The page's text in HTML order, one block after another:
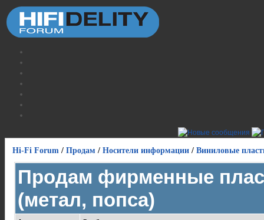
Hi-Fi Forum / Продам / Носители информации / Виниловые
Продам фирменные
(метал, попса)